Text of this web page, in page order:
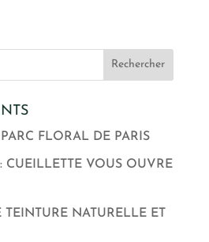
FLORAL DE PARIS
CUEILLETTE VOUS OUVRE
TEINTURE NATURELLE ET